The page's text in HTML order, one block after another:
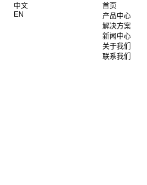
中文
EN
首页
产品中心
解决方案
新闻中心
关于我们
联系我们